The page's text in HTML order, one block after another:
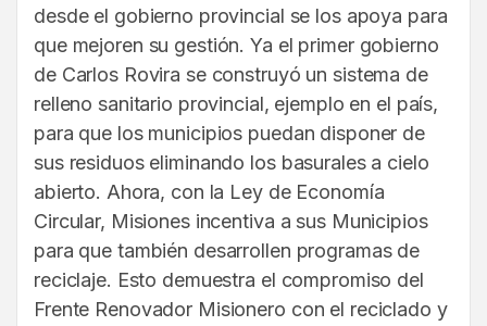
desde el gobierno provincial se los apoya para
que mejoren su gestión. Ya el primer gobierno
de Carlos Rovira se construyó un sistema de
relleno sanitario provincial, ejemplo en el país,
para que los municipios puedan disponer de
sus residuos eliminando los basurales a cielo
abierto. Ahora, con la Ley de Economía
Circular, Misiones incentiva a sus Municipios
para que también desarrollen programas de
reciclaje. Esto demuestra el compromiso del
Frente Renovador Misionero con el reciclado y